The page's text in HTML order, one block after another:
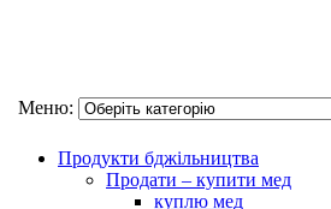
Меню:
Продукти бджільництва
Продати – купити мед
куплю мед